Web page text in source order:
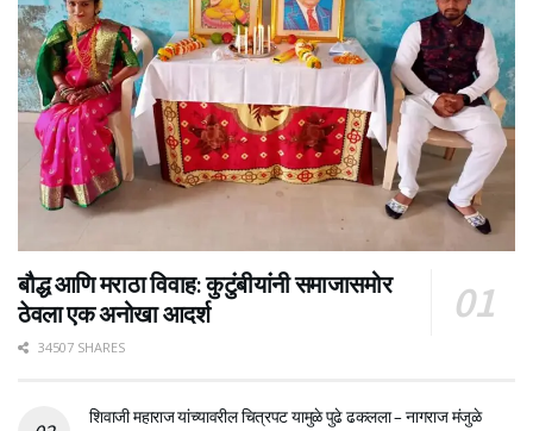
बौद्ध आणि मराठा विवाह: कुटुंबीयांनी समाजासमोर
ठेवला एक अनोखा आदर्श
34507 SHARES
शिवाजी महाराज यांच्यावरील चित्रपट यामुळे पुढे ढकलला – नागराज मंजुळे